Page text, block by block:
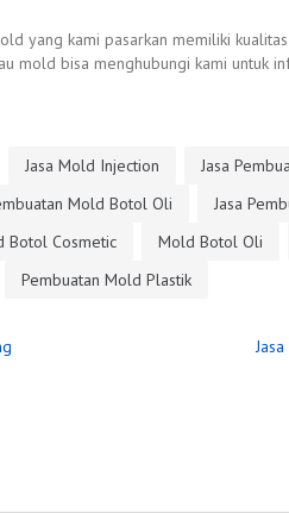
yang kami pasarkan memiliki
mold bisa menghubungi kami untuk
Jasa Mold Injection
Jasa
Mold Botol Oli
Jasa
Botol Cosmetic Mold Botol Oli
Pembuatan Mold Plastik